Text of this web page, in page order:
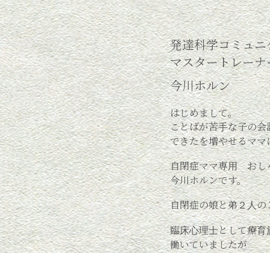
発達科学コミュニ
マスタートレーナ
今川ホルン
はじめまして。
ことばが苦手な子の
できたを増やせるママ
自閉症ママ専用 おし
今川ホルンです。
自閉症の娘と弟２人の
臨床心理士として療育
働いていましたが